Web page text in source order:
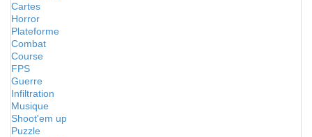
Cartes
Horror
Plateforme
Combat
Course
FPS
Guerre
Infiltration
Musique
Shoot'em up
Puzzle